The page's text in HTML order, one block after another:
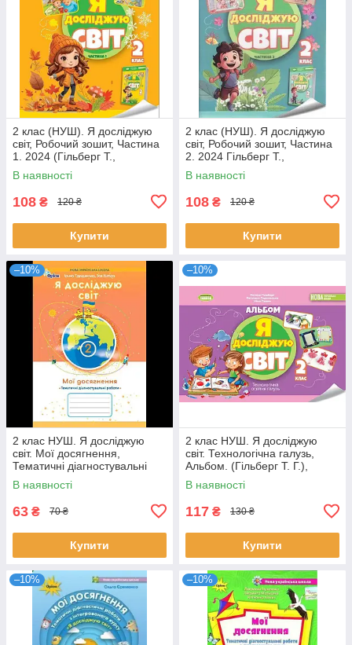
2 клас (НУШ). Я досліджую
світ, Робочий зошит, Частина
1. 2024 (Гільберг Т.,
Тарнавська С., Павич Н.),
Генеза
В наявності
108 ₴ 120 ₴
Купити
2 клас (НУШ). Я досліджую
світ, Робочий зошит, Частина
2. 2024 Гільберг Т.,
Тарнавська С., Павич Н.),
Генеза
В наявності
108 ₴ 120 ₴
Купити
–10%
2 клас НУШ. Я досліджую
світ. Мої досягнення,
Тематичні діагностувальні
роботи (Грущинська І.В.),
Оріон
В наявності
63 ₴ 70 ₴
Купити
–10%
2 клас НУШ. Я досліджую
світ. Технологічна галузь,
Альбом. (Гільберг Т. Г.),
Генеза
В наявності
117 ₴ 130 ₴
Купити
–10% –10%